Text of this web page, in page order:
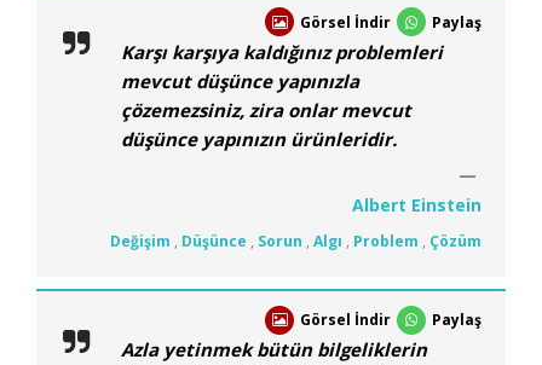
Görsel İndir Paylaş
Karşı karşıya kaldığınız problemleri
mevcut düşünce yapınızla
çözemezsiniz, zira onlar mevcut
düşünce yapınızın ürünleridir.
Albert Einstein
Değişim , Düşünce , Sorun , Algı , Problem , Çözüm
Görsel İndir Paylaş
Azla yetinmek bütün bilgeliklerin